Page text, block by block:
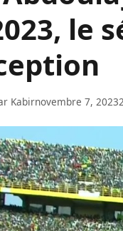
le
Kabirnovembre 7, 2023